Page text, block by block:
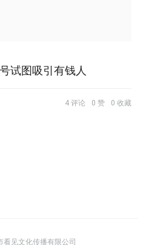
试图吸引有钱人
4 评论 0 赞 0 收藏
看见文化传播有限公司